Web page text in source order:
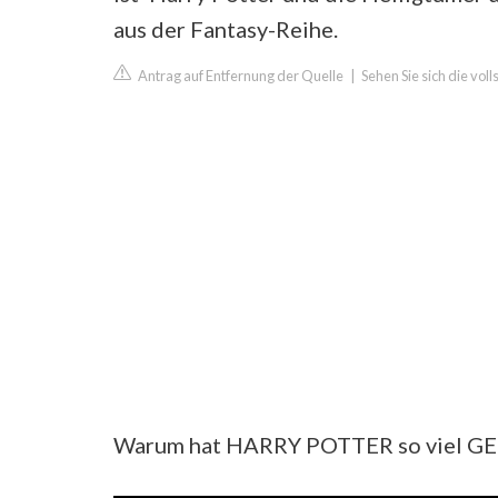
aus der Fantasy-Reihe.
Antrag auf Entfernung der Quelle Sehen Sie sich die
Warum hat HARRY POTTER so viel